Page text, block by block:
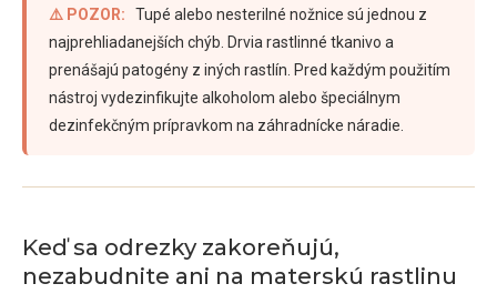
⚠️ POZOR:
Tupé alebo nesterilné nožnice sú jednou z
najprehliadanejších chýb. Drvia rastlinné tkanivo a
prenášajú patogény z iných rastlín. Pred každým použitím
nástroj vydezinfikujte alkoholom alebo špeciálnym
dezinfekčným prípravkom na záhradnícke náradie.
Keď sa odrezky zakoreňujú,
nezabudnite ani na materskú rastlinu